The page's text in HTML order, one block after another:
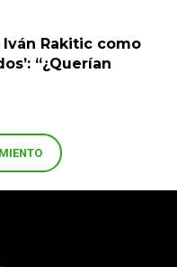
Rakitic como
“¿Querían